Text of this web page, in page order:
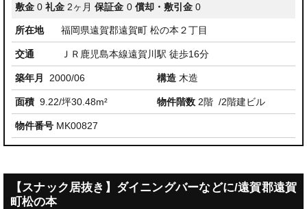
敷金 0 礼金 2ヶ月 保証金 0 償却・敷引金 0
所在地 福岡県遠賀郡遠賀町 松の本２丁目
交通 ＪＲ鹿児島本線遠賀川駅 徒歩16分
築年月 2000/06 構造 木造
面積 9.22/坪30.48m² 物件階数 2階 /2階建ビル
物件番号 MK00827
【スナック居抜き】ダイニングバーなどに/遠賀郡遠賀
町松の本